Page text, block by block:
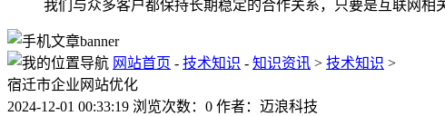
我们与众多客户都保持长期稳定的合作关系，只要是互联网
网站首页 - 技术知识 - 知识资讯 > 技术知识 >
宿迁市企业网站优化
2024-12-01 00:33:19 浏览次数：0 作者：迈浪科技